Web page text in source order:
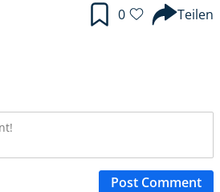
0 Teilen
Post Comment